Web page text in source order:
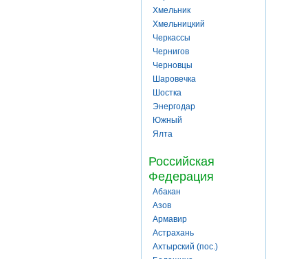
Хмельник
Хмельницкий
Черкассы
Чернигов
Черновцы
Шаровечка
Шостка
Энергодар
Южный
Ялта
Российская
Федерация
Абакан
Азов
Армавир
Астрахань
Ахтырский (пос.)